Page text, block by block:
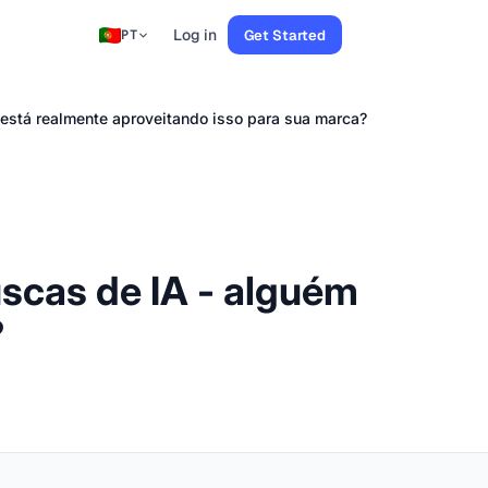
PT Log in Get Started
realmente aproveitando isso para sua marca?
de IA - alguém